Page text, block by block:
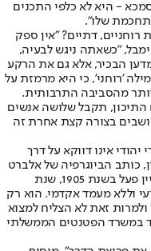
- היא לא כלפי התכנים
שלו".
דתיים? ״אין ספק
"כשאתה ניגש לבעיה,
הבכיר, אלא גם את הרקע
'רוחני', כי היא מרמזת על
מהסביבה התרבותית.
התיכון, תקבל שלושה אנשים
בצורה קצת אחרת זה
אינו דווקא על דרך
כותב הביוגרפיה של אלברט
איינשטיין, התייחס רבות לעובדה שאיינשטיין פעל בשנת 1905, שנת
וללא מעמד אקדמי. הוא רק
ולמרות זאת לא הצליח למצוא
במשרד הפטנטים הממשלתי